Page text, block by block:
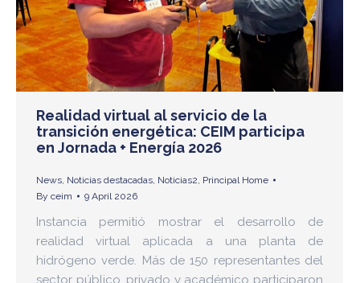
Realidad virtual al servicio de la
transición energética: CEIM participa
en Jornada + Energía 2026
News Noticias destacadas Noticias2 Principal Home
By ceim 9 April 2026
Instancia permitió mostrar el desarrollo de
realidad virtual aplicada a una planta de
hidrógeno verde. Más de 150 representantes del
sector público, privado y académico participaron